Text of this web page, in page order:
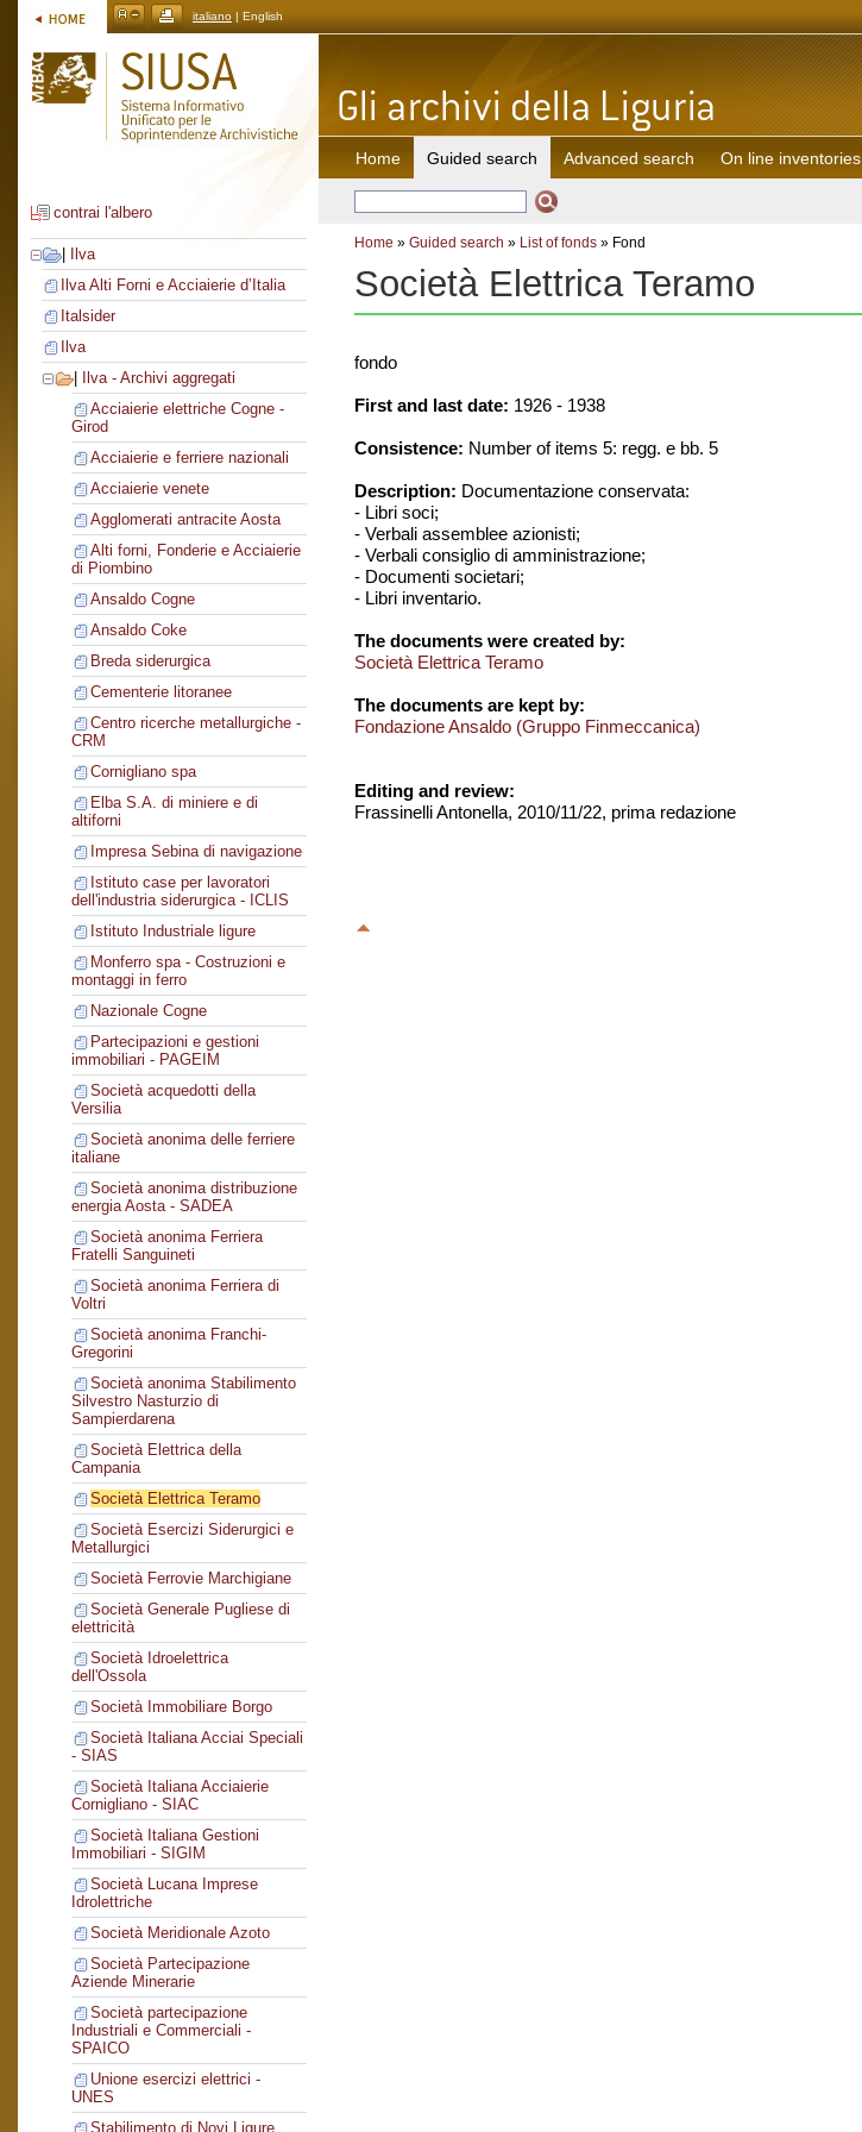
italiano | English
contrai l'albero
Ilva
Ilva Alti Forni e Acciaierie d’Italia
Italsider
Ilva
Ilva - Archivi aggregati
Acciaierie elettriche Cogne -
Girod
Acciaierie e ferriere nazionali
Acciaierie venete
Agglomerati antracite Aosta
Alti forni, Fonderie e Acciaierie
di Piombino
Ansaldo Cogne
Ansaldo Coke
Breda siderurgica
Cementerie litoranee
Centro ricerche metallurgiche -
CRM
Cornigliano spa
Elba S.A. di miniere e di
altiforni
Impresa Sebina di navigazione
Istituto case per lavoratori
dell'industria siderurgica - ICLIS
Istituto Industriale ligure
Monferro spa - Costruzioni e
montaggi in ferro
Nazionale Cogne
Partecipazioni e gestioni
immobiliari - PAGEIM
Società acquedotti della
Versilia
Società anonima delle ferriere
italiane
Società anonima distribuzione
energia Aosta - SADEA
Società anonima Ferriera
Fratelli Sanguineti
Società anonima Ferriera di
Voltri
Società anonima Franchi-
Gregorini
Società anonima Stabilimento
Silvestro Nasturzio di
Sampierdarena
Società Elettrica della
Campania
Società Elettrica Teramo
Società Esercizi Siderurgici e
Metallurgici
Società Ferrovie Marchigiane
Società Generale Pugliese di
elettricità
Società Idroelettrica
dell'Ossola
Società Immobiliare Borgo
Società Italiana Acciai Speciali
- SIAS
Società Italiana Acciaierie
Cornigliano - SIAC
Società Italiana Gestioni
Immobiliari - SIGIM
Società Lucana Imprese
Idrolettriche
Società Meridionale Azoto
Società Partecipazione
Aziende Minerarie
Società partecipazione
Industriali e Commerciali -
SPAICO
Unione esercizi elettrici -
UNES
Stabilimento di Novi Ligure
Home Guided search Advanced search On line inventories
Home » Guided search » List of fonds » Fond
Società Elettrica Teramo
fondo
First and last date: 1926 - 1938
Consistence: Number of items 5: regg. e bb. 5
Description: Documentazione conservata:
- Libri soci;
- Verbali assemblee azionisti;
- Verbali consiglio di amministrazione;
- Documenti societari;
- Libri inventario.
The documents were created by:
Società Elettrica Teramo
The documents are kept by:
Fondazione Ansaldo (Gruppo Finmeccanica)
Editing and review:
Frassinelli Antonella, 2010/11/22, prima redazione